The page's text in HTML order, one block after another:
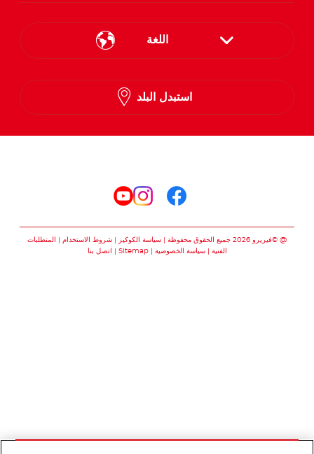
اللغة
استبدل البلد
@ ©فيريرو 2026 جميع الحقوق محفوظة سياسة الكوكيز شروط الاستخدام
المتطلبات
الفنية
سياسة الخصوصية Sitemap اتصل بنا